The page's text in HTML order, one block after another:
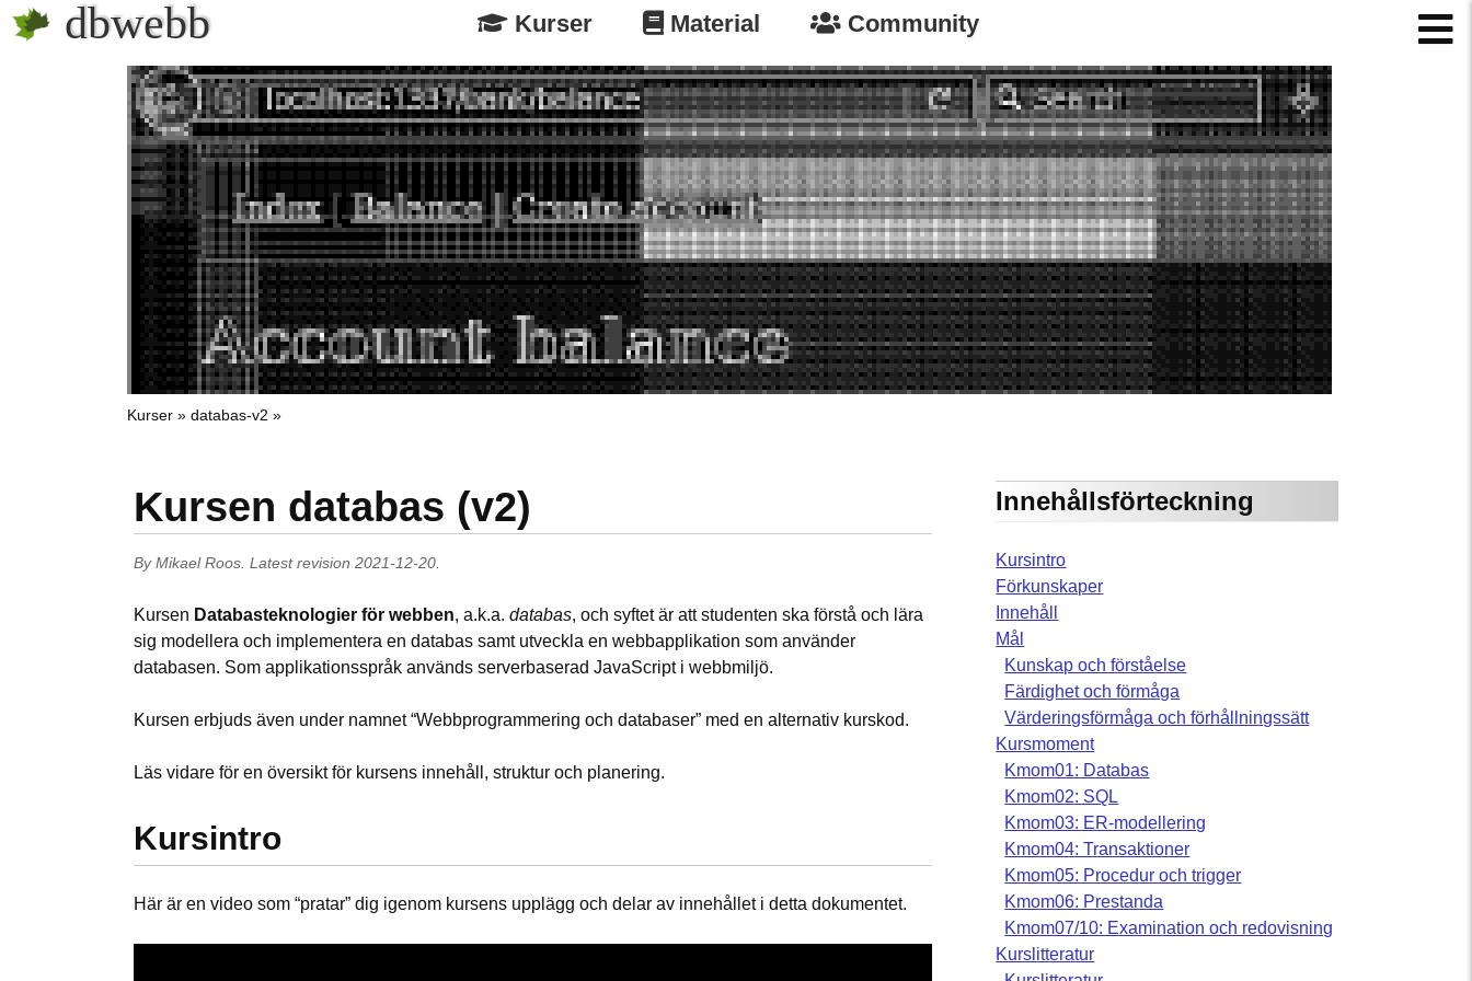
dbwebb Kurser Material Community
Kurser databas-v2
Kursen databas (v2)
ByMikael Roos Latest revision2021-12-20
Kursen Databasteknologier för webben, a.k.a.databas, och syftet är att studenten ska förstå och lära
sig modellera och implementera en databas samt utveckla en webbapplikation som använder
databasen. Som applikationsspråk används serverbaserad JavaScript i webbmiljö.
Kursen erbjuds även under namnet “Webbprogrammering och databaser” med en alternativ kurskod.
Läs vidare för en översikt för kursens innehåll, struktur och planering.
Kursintro
Här är en video som “pratar” dig igenom kursens upplägg och delar av innehållet i detta dokumentet.
Innehållsförteckning
Kursintro
Förkunskaper
Innehåll
Mål
Kunskap och förståelse
Färdighet och förmåga
Värderingsförmåga och förhållningssätt
Kursmoment
Kmom01: Databas
Kmom02: SQL
Kmom03: ER-modellering
Kmom04: Transaktioner
Kmom05: Procedur och trigger
Kmom06: Prestanda
Kmom07/10: Examination och redovisning
Kurslitteratur